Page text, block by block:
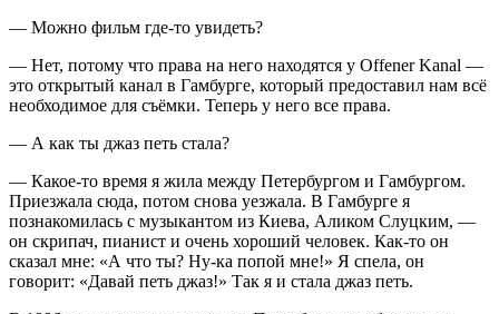
— Можно фильм где-то увидеть?
— Нет, потому что права на него находятся у Offener Kanal —
это открытый канал в Гамбурге, который предоставил нам всё
необходимое для съёмки. Теперь у него все права.
— А как ты джаз петь стала?
— Какое-то время я жила между Петербургом и Гамбургом.
Приезжала сюда, потом снова уезжала. В Гамбурге я
познакомилась с музыкантом из Киева, Аликом Слуцким, —
он скрипач, пианист и очень хороший человек. Как-то он
сказал мне: «А что ты? Ну-ка попой мне!» Я спела, он
говорит: «Давай петь джаз!» Так я и стала джаз петь.